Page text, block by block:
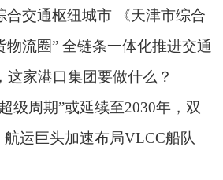
合交通枢纽城市 《天津市综合
划》印发
物流圈” 全链条一体化推进交通
这家港口集团要做什么？
级周期”或延续至2030年，双
球航运
航运巨头加速布局VLCC船队